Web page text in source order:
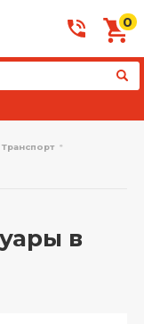
0
Транспорт
в